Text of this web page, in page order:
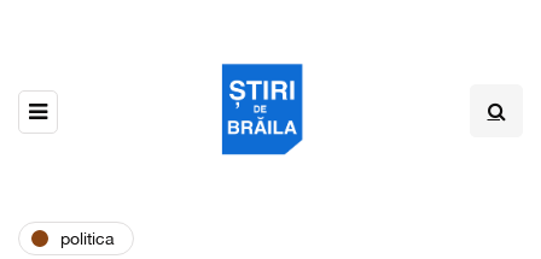
politica